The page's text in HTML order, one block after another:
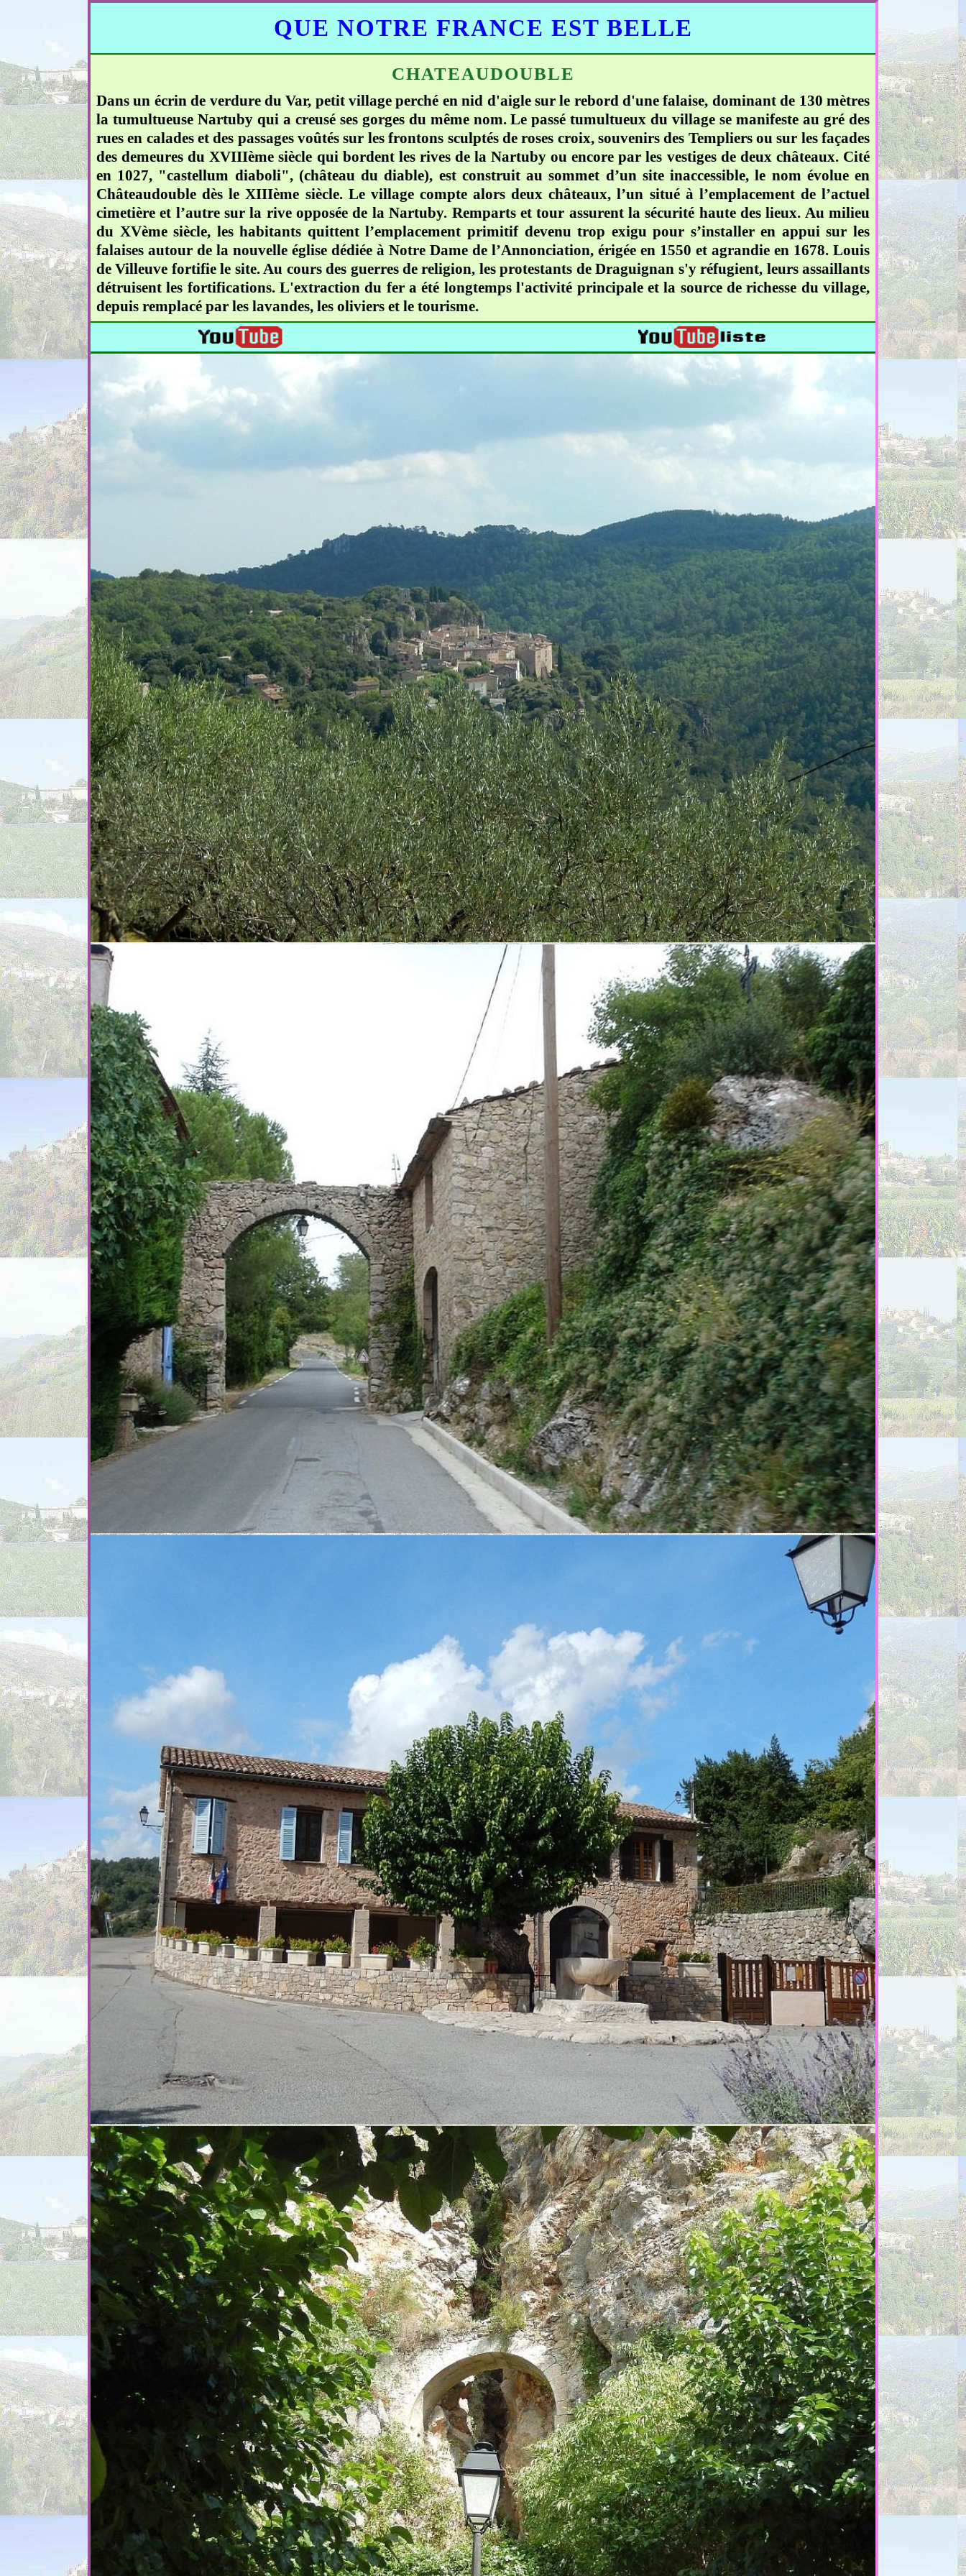
QUE NOTRE FRANCE EST BELLE
CHATEAUDOUBLE
Dans un écrin de verdure du Var, petit village perché en nid d'aigle sur le rebord d'une falaise, dominant de 130 mètres
la tumultueuse Nartuby qui a creusé ses gorges du même nom. Le passé tumultueux du village se manifeste au gré des
rues en calades et des passages voûtés sur les frontons sculptés de roses croix, souvenirs des Templiers ou sur les façades
des demeures du XVIIIème siècle qui bordent les rives de la Nartuby ou encore par les vestiges de deux châteaux. Cité
en 1027, "castellum diaboli", (château du diable), est construit au sommet d’un site inaccessible, le nom évolue en
Châteaudouble dès le XIIIème siècle. Le village compte alors deux châteaux, l’un situé à l’emplacement de l’actuel
cimetière et l’autre sur la rive opposée de la Nartuby. Remparts et tour assurent la sécurité haute des lieux. Au milieu
du XVème siècle, les habitants quittent l’emplacement primitif devenu trop exigu pour s’installer en appui sur les
falaises autour de la nouvelle église dédiée à Notre Dame de l’Annonciation, érigée en 1550 et agrandie en 1678. Louis
de Villeuve fortifie le site. Au cours des guerres de religion, les protestants de Draguignan s'y réfugient, leurs assaillants
détruisent les fortifications. L'extraction du fer a été longtemps l'activité principale et la source de richesse du village,
depuis remplacé par les lavandes, les oliviers et le tourisme.